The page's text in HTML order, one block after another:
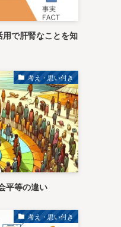
で肝腎なことを知
考え・思い付き
平等の違い
考え・思い付き